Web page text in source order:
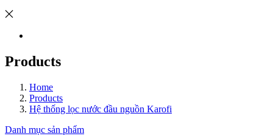
Products
Home
Products
Hệ thống lọc nước đầu nguồn Karofi
Danh mục sản phẩm